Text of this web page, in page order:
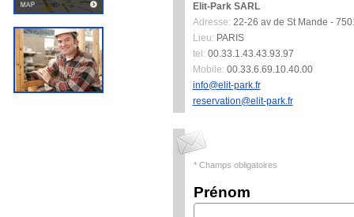
Elit-Park SARL
Adresse: 22-26 av de St Mande -
Lieu: PARIS
tel: 00.33.1.43.43.93.97
Mobile: 00.33.6.69.10.40.00
info@elit-park.fr
reservation@elit-park.fr
* Champs obligatoires
Prénom